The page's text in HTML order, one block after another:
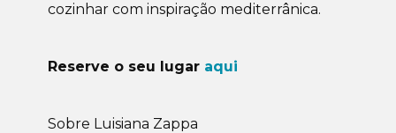
cozinhar com inspiração mediterrânica.
Reserve o seu lugar aqui
Sobre Luisiana Zappa